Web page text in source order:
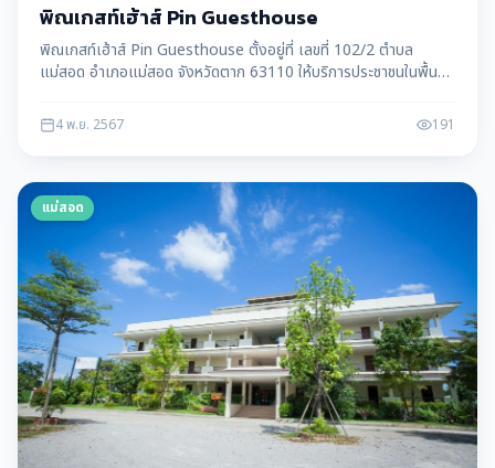
พิณเกสท์เฮ้าส์ Pin Guesthouse
พิณเกสท์เฮ้าส์ Pin Guesthouse ตั้งอยู่ที่ เลขที่ 102/2 ตำบล
แม่สอด อำเภอแม่สอด จังหวัดตาก 63110 ให้บริการประชาชนในพื้นที่
4 พ.ย. 2567 191
แม่สอด